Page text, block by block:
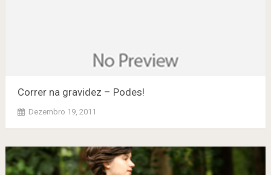
Correr na gravidez – Podes!
Dezembro 19, 2011